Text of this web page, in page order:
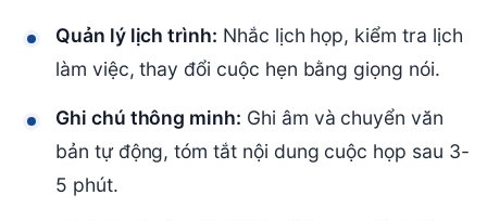
Quản lý lịch trình: Nhắc lịch họp, kiểm tra lịch
làm việc, thay đổi cuộc hẹn bằng giọng nói.
Ghi chú thông minh: Ghi âm và chuyển văn
bản tự động, tóm tắt nội dung cuộc họp sau 3-
5 phút.